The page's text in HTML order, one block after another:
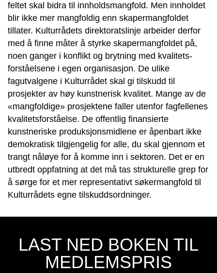
feltet skal bidra til innholdsmangfold. Men innholdet
blir ikke mer mangfoldig enn skapermangfoldet
tillater. Kulturrådets direktoratslinje arbeider derfor
med å finne måter å styrke skapermangfoldet på,
noen ganger i konflikt og brytning med kvalitets-
forståelsene i egen organisasjon. De ulike
fagutvalgene i Kulturrådet skal gi tilskudd til
prosjekter av høy kunstnerisk kvalitet. Mange av de
«mangfoldige» prosjektene faller utenfor fagfellenes
kvalitetsforståelse. De offentlig finansierte
kunstneriske produksjonsmidlene er åpenbart ikke
demokratisk tilgjengelig for alle, du skal gjennom et
trangt nåløye for å komme inn i sektoren. Det er en
utbredt oppfatning at det må tas strukturelle grep for
å sørge for et mer representativt søkermangfold til
Kulturrådets egne tilskuddsordninger.
LAST NED BOKEN TIL
MEDLEMSPRIS